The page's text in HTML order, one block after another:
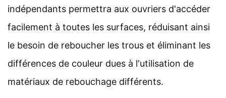
indépendants permettra aux ouvriers d'accéder
facilement à toutes les surfaces, réduisant ainsi
le besoin de reboucher les trous et éliminant les
différences de couleur dues à l'utilisation de
matériaux de rebouchage différents.